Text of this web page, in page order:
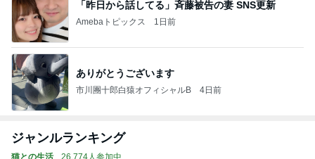
「昨日から話してる」斉藤被告の妻 SNS更新
Amebaトピックス 1日前
ありがとうございます
市川團十郎白猿オフィシャルB 4日前
ジャンルランキング
猫との生活 26,774人参加中